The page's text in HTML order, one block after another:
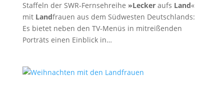
Staffeln der SWR-Fernsehreihe »Leckeraufs Land«
mit Landfrauen aus dem Südwesten Deutschlands:
Es bietet neben den TV-Menüs in mitreißenden
Porträts einen Einblick in…